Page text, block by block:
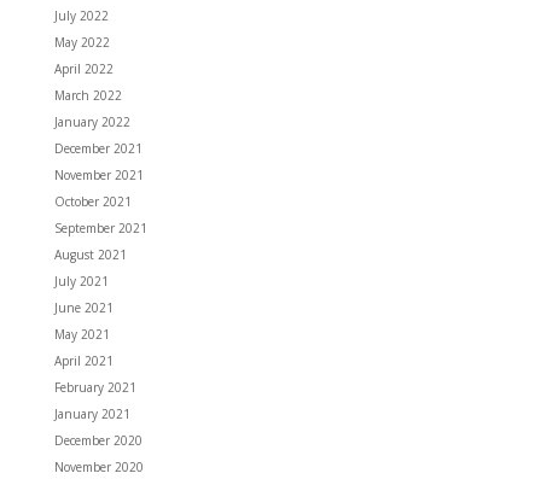
July 2022
May 2022
April 2022
March 2022
January 2022
December 2021
November 2021
October 2021
September 2021
August 2021
July 2021
June 2021
May 2021
April 2021
February 2021
January 2021
December 2020
November 2020